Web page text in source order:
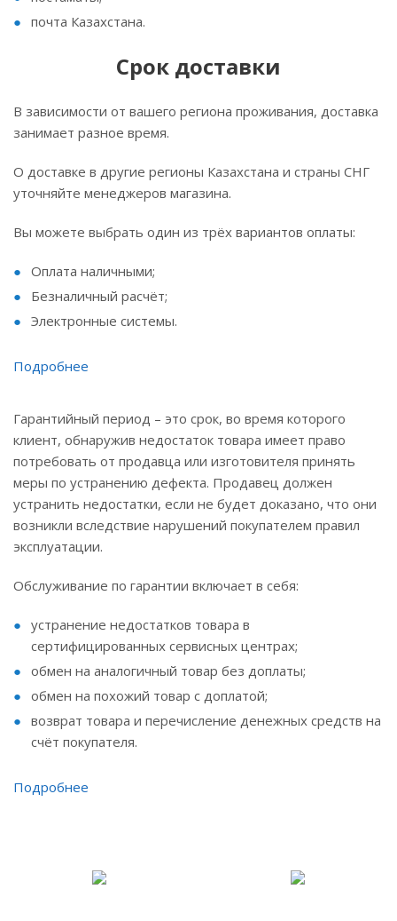
почта Казахстана.
Срок доставки
В зависимости от вашего региона проживания, доставка
занимает разное время.
О доставке в другие регионы Казахстана и страны СНГ
уточняйте менеджеров магазина.
Вы можете выбрать один из трёх вариантов оплаты:
Оплата наличными;
Безналичный расчёт;
Электронные системы.
Подробнее
Гарантийный период – это срок, во время которого
клиент, обнаружив недостаток товара имеет право
потребовать от продавца или изготовителя принять
меры по устранению дефекта. Продавец должен
устранить недостатки, если не будет доказано, что они
возникли вследствие нарушений покупателем правил
эксплуатации.
Обслуживание по гарантии включает в себя:
устранение недостатков товара в
сертифицированных сервисных центрах;
обмен на аналогичный товар без доплаты;
обмен на похожий товар с доплатой;
возврат товара и перечисление денежных средств на
счёт покупателя.
Подробнее